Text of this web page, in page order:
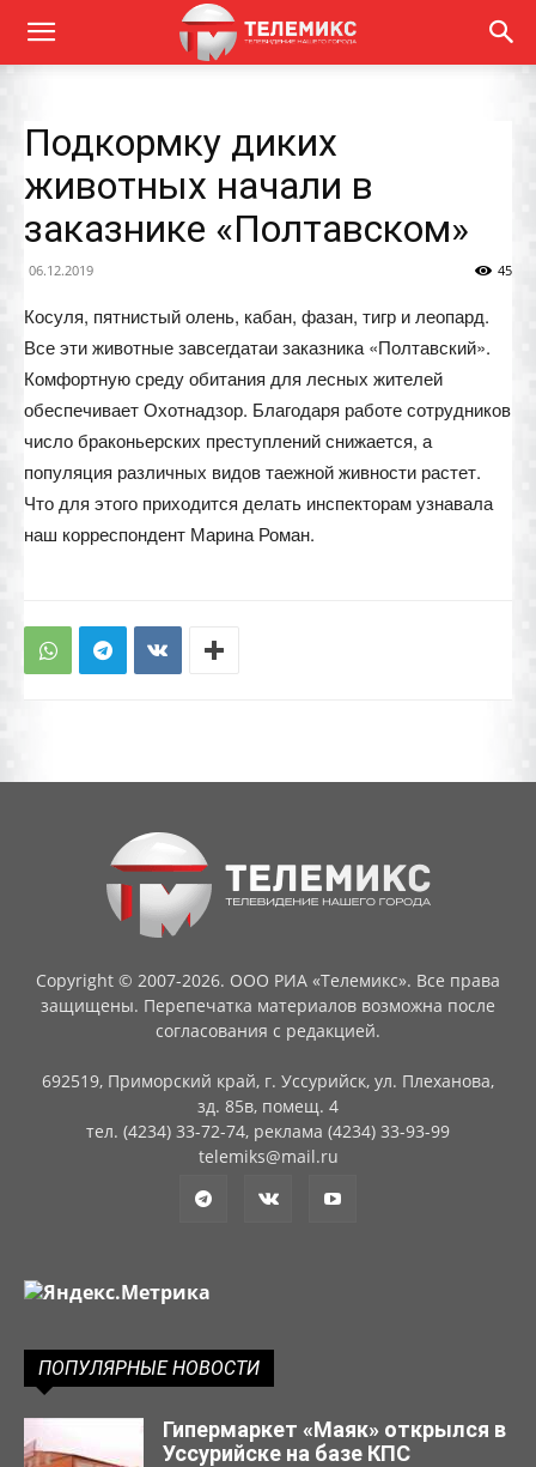
Подкормку диких
животных начали в
заказнике «Полтавском»
06.12.2019 45
Косуля, пятнистый олень, кабан, фазан, тигр и леопард.
Все эти животные завсегдатаи заказника «Полтавский».
Комфортную среду обитания для лесных жителей
обеспечивает Охотнадзор. Благодаря работе сотрудников
число браконьерских преступлений снижается, а
популяция различных видов таежной живности растет.
Что для этого приходится делать инспекторам узнавала
наш корреспондент Марина Роман.
Copyright © 2007-2026. ООО РИА «Телемикс». Все права
защищены. Перепечатка материалов возможна после
согласования с редакцией.
692519, Приморский край, г. Уссурийск, ул. Плеханова,
зд. 85в, помещ. 4
тел. (4234) 33-72-74, реклама (4234) 33-93-99
telemiks@mail.ru
ПОПУЛЯРНЫЕ НОВОСТИ
Гипермаркет «Маяк» открылся в
Уссурийске на базе КПС